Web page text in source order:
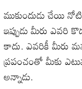
ముకుందుడు చేయి
ఇప్పుడు మీరు ఎవరి
కాదు. ఎవరికీ మీరు
ప్రపంచంతో మీకు
అన్నాడు.